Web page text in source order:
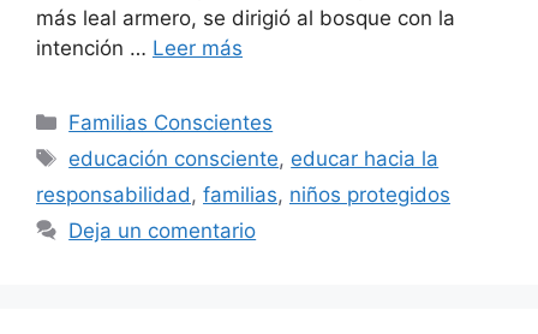
más leal armero, se dirigió al bosque con la
intención … Leer más
Familias Conscientes
educación consciente, educar hacia la
responsabilidad , familias, niños protegidos
Deja un comentario